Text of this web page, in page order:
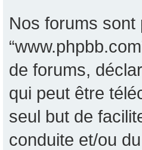
Nos forums sont
de forums,
qui peut être
seul but de
conduite et/ou